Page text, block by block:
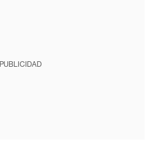
PUBLICIDAD